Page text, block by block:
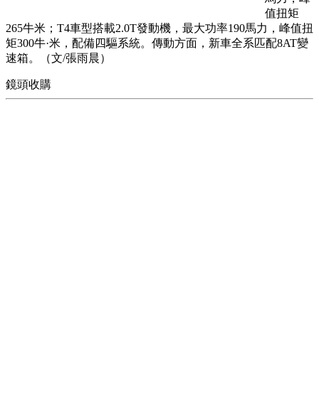
值扭矩
265牛米；T4車型搭載2.0T發動機，最大功率190馬力，峰值扭
矩300牛·米，配備四驅系統。傳動方面，新車全系匹配8AT變
速箱。（文/張雨晨）
鏡頭收購